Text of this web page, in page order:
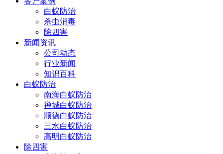
白蚁防治
杀虫消毒
除四害
新闻资讯
公司动态
行业新闻
知识百科
白蚁防治
南海白蚁防治
禅城白蚁防治
顺德白蚁防治
三水白蚁防治
高明白蚁防治
除四害